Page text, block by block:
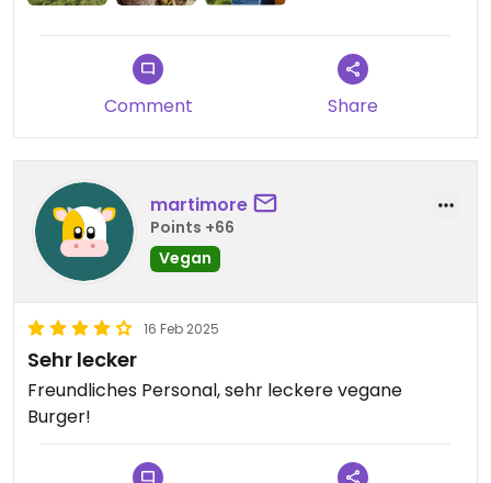
Comment Share
martimore
Points +66
Vegan
16 Feb 2025
Sehr lecker
Freundliches Personal, sehr leckere vegane
Burger!